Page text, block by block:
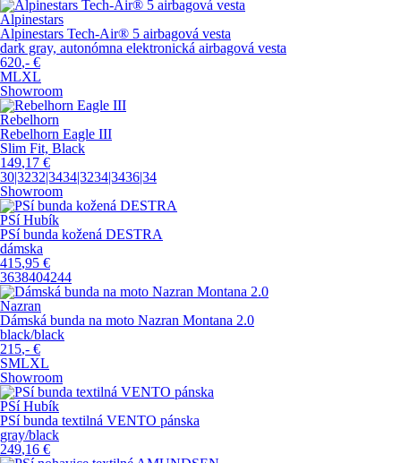
Alpinestars
Alpinestars Tech-Air® 5 airbagová vesta
dark gray, autonómna elektronická airbagová vesta
620,- €
MLXL
Showroom
Rebelhorn
Rebelhorn Eagle III
Slim Fit, Black
149,17 €
30|3232|3434|3234|3436|34
Showroom
PSí Hubík
PSí bunda kožená DESTRA
dámska
415,95 €
3638404244
Nazran
Dámská bunda na moto Nazran Montana 2.0
black/black
215,- €
SMLXL
Showroom
PSí Hubík
PSí bunda textilná VENTO pánska
gray/black
249,16 €